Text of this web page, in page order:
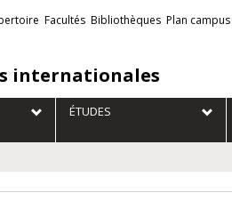
internationales
Facultés Bibliothèques Plan campus
ÉTUDES